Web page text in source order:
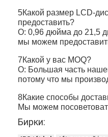
5Какой размер LCD-
предоставить?
О: 0,96 дюйма до 21,5
мы можем
7Какой у вас MOQ?
О: Большая часть
потому что мы
8Какие способы
Мы можем
Бирки: